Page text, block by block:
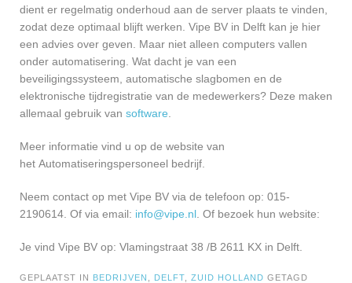
dient er regelmatig onderhoud aan de server plaats te vinden,
zodat deze optimaal blijft werken. Vipe BV in Delft kan je hier
een advies over geven. Maar niet alleen computers vallen
onder automatisering. Wat dacht je van een
beveiligingssysteem, automatische slagbomen en de
elektronische tijdregistratie van de medewerkers? Deze maken
allemaal gebruik van software
Meer informatie vind u op de website van
het Automatiseringspersoneel bedrijf.
Neem contact op met Vipe BV via de telefoon op: 015-
2190614. Of via email: info@vipe.nl . Of bezoek hun website:
Je vind Vipe BV op: Vlamingstraat 38 /B 2611 KX in Delft.
GEPLAATST IN BEDRIJVEN DELFT ZUID HOLLAND GETAGD